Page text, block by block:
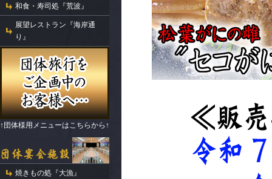
和食・寿司処『荒波』
展望レストラン『海岸通
り』
↑団体様用メニューはこちらから↑
焼きもの処『大漁』